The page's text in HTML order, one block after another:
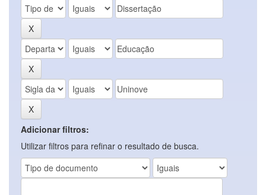
Adicionar filtros:
Utilizar filtros para refinar o resultado de busca.